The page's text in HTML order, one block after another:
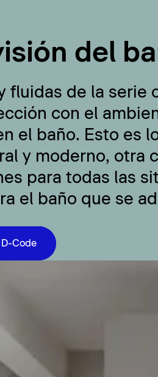
del
fluidas de la
con el
el baño. Esto es
y moderno, otra
para todas las
el baño que se
Code